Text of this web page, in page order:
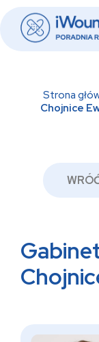
content
Home
Strona
Chojnice